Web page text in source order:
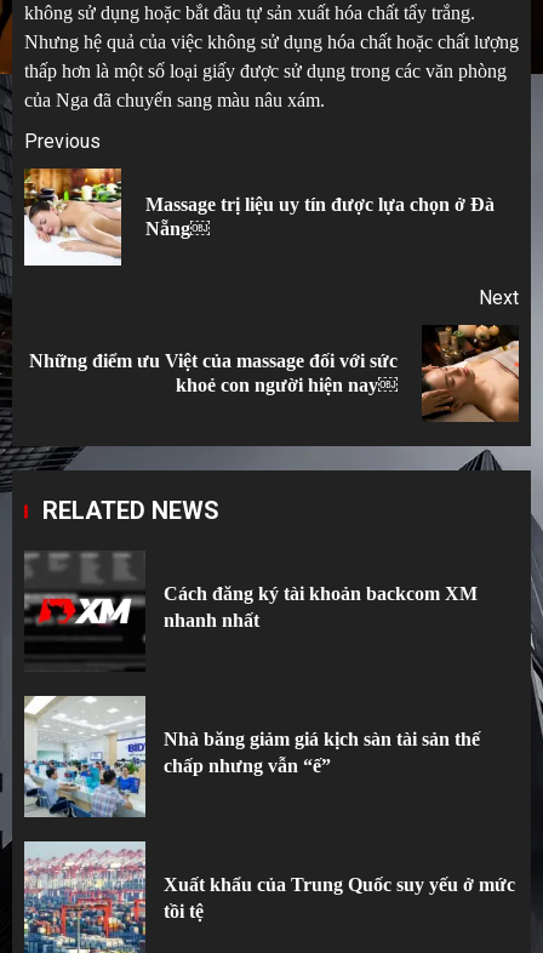
không sử dụng hoặc bắt đầu tự sản xuất hóa chất tẩy trắng.
Nhưng hệ quả của việc không sử dụng hóa chất hoặc chất lượng
thấp hơn là một số loại giấy được sử dụng trong các văn phòng
của Nga đã chuyển sang màu nâu xám.
Post
navigation
Previous
Massage trị liệu uy tín được lựa chọn ở Đà
Nẵng￼
Next
Next
Những điểm ưu Việt của massage đối với sức
khoẻ con người hiện nay￼
RELATED NEWS
Cách đăng ký tài khoản backcom XM
nhanh nhất
Nhà băng giảm giá kịch sàn tài sản thế
chấp nhưng vẫn “ế”
Xuất khẩu của Trung Quốc suy yếu ở mức
tồi tệ